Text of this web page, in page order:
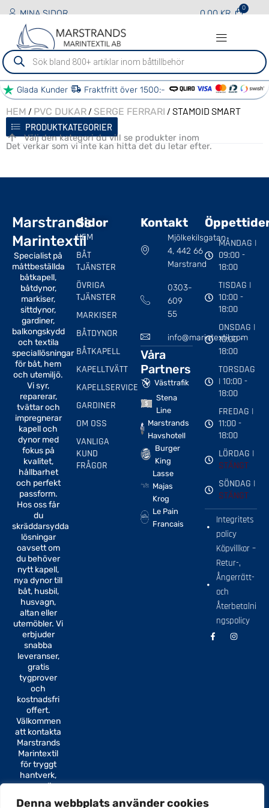
Denna webbplats använder cookies
MINA SIDOR 0.00KR
Sök
efter
produkter
Glada Kunder
Fraktfritt över 1500:-
HEM / PVC DUKAR / SERGE FERRARI / STAMOID SMART
PRODUKTKATEGORIER
Välj den kategori du vill se produkter inom
Det verkar som vi inte kan hitta det du letar efter.
Marstrands
Marintextil
Specialist på
måttbeställda
båtkapell,
båtdynor,
markiser,
sittdynor,
gardiner,
balkongskydd
och textila
speciallösningar
för båt, hem
och utemiljö.
Vi syr,
reparerar,
tvättar och
impregnerar
kapell och
dynor med
fokus på
kvalitet,
hållbarhet
och perfekt
passform.
Hos oss får
du
skräddarsydda
lösningar
oavsett om
du behöver
nytt kapell,
nya dynor till
båt, husbil,
husvagn,
altan eller
utemöbler. Vi
erbjuder
snabba
leveranser,
gratis
tygprover
och
kostnadsfri
offert.
Välkommen
att kontakta
Marstrands
Marintextil
för tryggt
hantverk,
personlig
service och
Sidor
HEM
BÅT
TJÄNSTER
ÖVRIGA
TJÄNSTER
MARKISER
BÅTDYNOR
BÅTKAPELL
KAPELLTVÄTT
KAPELLSERVICE
GARDINER
OM OSS
VANLIGA
KUND
FRÅGOR
Kontakt
Mjölkekilsgatan
4, 442 66
Marstrand
0303-
609
55
info@marintextil.com
Våra
Partners
Västtrafik
Stena
Line
Marstrands
Havshotell
Burger
King
Lasse
Majas
Krog
Le Pain
Francais
MÅNDAG |
09:00 -
18:00
TISDAG |
10:00 -
18:00
ONSDAG |
10:00 -
18:00
TORSDAG
| 10:00 -
18:00
FREDAG |
11:00 -
18:00
LÖRDAG |
STÄNGT
SÖNDAG |
STÄNGT
Integritets
policy
Köpvillkor –
Retur-,
Ångerrätt-
och
Återbetalni
ngspolicy
F
a
I
n